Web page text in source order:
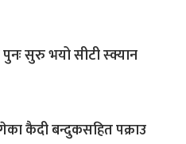
सुरु भयो सीटी स्क्यान
कैदी बन्दुकसहित पक्राउ